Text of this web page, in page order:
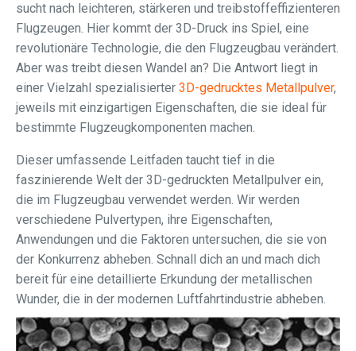
sucht nach leichteren, stärkeren und treibstoffeffizienteren
Flugzeugen. Hier kommt der 3D-Druck ins Spiel, eine
revolutionäre Technologie, die den Flugzeugbau verändert.
Aber was treibt diesen Wandel an? Die Antwort liegt in
einer Vielzahl spezialisierter 3D-gedrucktes Metallpulver,
jeweils mit einzigartigen Eigenschaften, die sie ideal für
bestimmte Flugzeugkomponenten machen.
Dieser umfassende Leitfaden taucht tief in die
faszinierende Welt der 3D-gedruckten Metallpulver ein,
die im Flugzeugbau verwendet werden. Wir werden
verschiedene Pulvertypen, ihre Eigenschaften,
Anwendungen und die Faktoren untersuchen, die sie von
der Konkurrenz abheben. Schnall dich an und mach dich
bereit für eine detaillierte Erkundung der metallischen
Wunder, die in der modernen Luftfahrtindustrie abheben.